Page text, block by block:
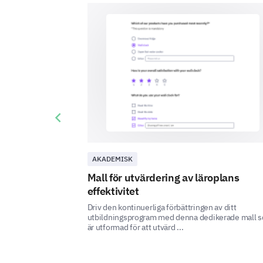
AKADEMISK
Mall för utvärdering av läroplans
effektivitet
Driv den kontinuerliga förbättringen av ditt
utbildningsprogram med denna dedikerade mall
är utformad för att utvärd ...
Previous slide